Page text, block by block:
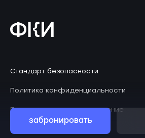
забронировать
Стандарт безопасности
Политика конфиденциальности
Пользовательское соглашение
© 2026 Клаустрофобия Дизайн